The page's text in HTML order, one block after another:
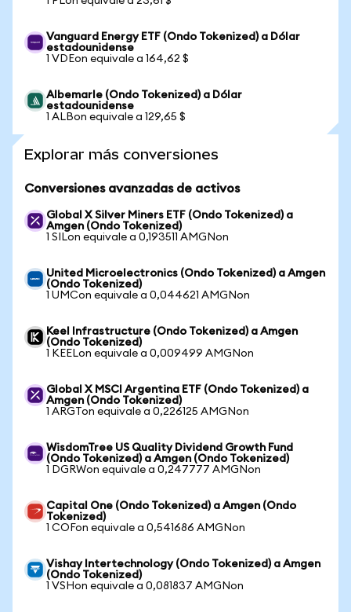
Vanguard Energy ETF (Ondo Tokenized) a Dólar
estadounidense
1 VDEon equivale a 164,62 $
Albemarle (Ondo Tokenized) a Dólar
estadounidense
1 ALBon equivale a 129,65 $
Explorar más conversiones
Conversiones avanzadas de activos
Global X Silver Miners ETF (Ondo Tokenized) a
Amgen (Ondo Tokenized)
1 SILon equivale a 0,193511 AMGNon
United Microelectronics (Ondo Tokenized) a Amgen
(Ondo Tokenized)
1 UMCon equivale a 0,044621 AMGNon
Keel Infrastructure (Ondo Tokenized) a Amgen
(Ondo Tokenized)
1 KEELon equivale a 0,009499 AMGNon
Global X MSCI Argentina ETF (Ondo Tokenized) a
Amgen (Ondo Tokenized)
1 ARGTon equivale a 0,226125 AMGNon
WisdomTree US Quality Dividend Growth Fund
(Ondo Tokenized) a Amgen (Ondo Tokenized)
1 DGRWon equivale a 0,247777 AMGNon
Capital One (Ondo Tokenized) a Amgen (Ondo
Tokenized)
1 COFon equivale a 0,541686 AMGNon
Vishay Intertechnology (Ondo Tokenized) a Amgen
(Ondo Tokenized)
1 VSHon equivale a 0,081837 AMGNon